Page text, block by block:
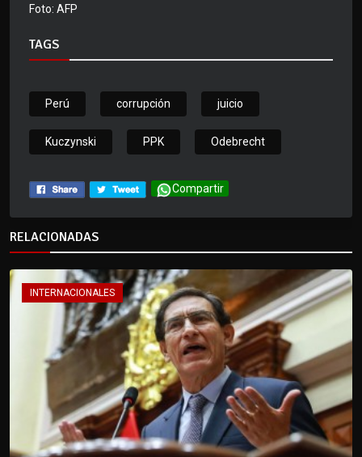
Foto: AFP
TAGS
Perú corrupción juicio
Kuczynski PPK Odebrecht
Compartir
RELACIONADAS
INTERNACIONALES